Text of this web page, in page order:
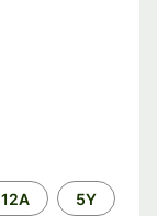
12A 5Y